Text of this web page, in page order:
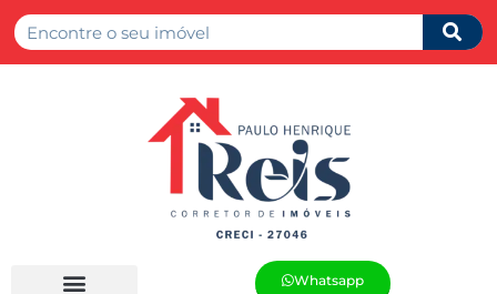
Whatsapp